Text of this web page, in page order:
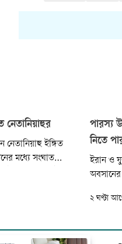
নেতানিয়াহুর
নেতানিয়াহু ইঙ্গিত
মধ্যে সংঘাত
পদক্ষেপ গ্রহণ
পারস্য
নিতে
ইরান ও
অবসানের
২ ঘণ্টা